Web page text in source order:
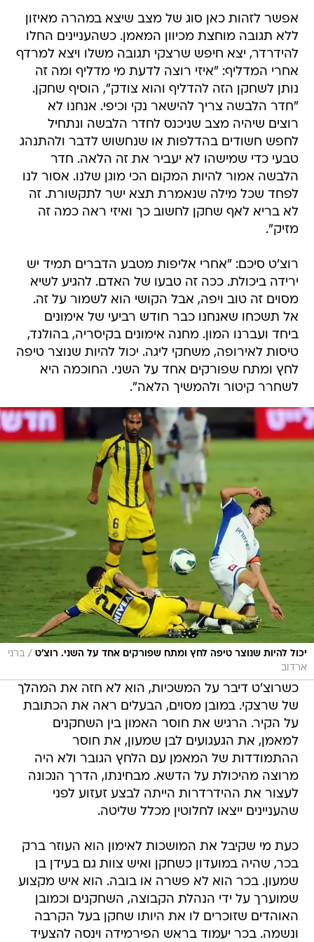
אפשר לזהות כאן סוג של מצב שיצא במהרה מאיזון
ללא תגובה מוחצת מכיוון המאמן. כשהעניינים החלו
להידרדר, יצא חיפש שרצקי תגובה משלו ויצא למרדף
אחרי המדליף: "איזי רוצה לדעת מי מדליף ומה זה
נותן לשחקן הזה להדליף והוא צודק", הוסיף שחקן.
"חדר הלבשה צריך להישאר נקי וכיפי. אנחנו לא
רוצים שיהיה מצב שניכנס לחדר הלבשה ונתחיל
לחפש חשודים בהדלפות או שנחשוש לדבר ולהתנהג
טבעי כדי שמישהו לא יעביר את זה הלאה. חדר
הלבשה אמור להיות המקום הכי מוגן שלנו. אסור לנו
לפחד שכל מילה שנאמרת תצא ישר לתקשורת. זה
לא בריא לאף שחקן לחשוב כך ואיזי ראה כמה זה
מזיק".
רוצ'ט סיכם: "אחרי אליפות מטבע הדברים תמיד יש
ירידה ביכולת. ככה זה טבעו של האדם. להגיע לשיא
מסוים זה טוב ויפה, אבל הקושי הוא לשמור על זה.
אל תשכחו שאנחנו כבר חודש רביעי של אימונים
ביחד ועברנו המון. מחנה אימונים בקיסריה, בהולנד,
טיסות לאירופה, משחקי ליגה. יכול להיות שנוצר טיפה
לחץ ומתח שפורקים אחד על השני. החוכמה היא
לשחרר קיטור ולהמשיך הלאה".
יכול להיות שנוצר טיפה לחץ ומתח שפורקים אחד על השני. רוצ'ט / ברני
ארדוב
כשרוצ'ט דיבר על המשכיות, הוא לא חזה את המהלך
של שרצקי. במובן מסוים, הבעלים ראה את הכתובת
על הקיר. הרגיש את חוסר האמון בין השחקנים
למאמן, את הגעגועים לבן שמעון, את חוסר
ההתמודדות של המאמן עם הלחץ הגובר ולא היה
מרוצה מהיכולת על הדשא. מבחינתו, הדרך הנכונה
לעצור את ההידרדרות הייתה לבצע זעזוע לפני
שהעניינים ייצאו לחלוטין מכלל שליטה.
כעת מי שקיבל את המושכות לאימון הוא העוזר ברק
בכר, שהיה במועדון כשחקן ואיש צוות גם בעידן בן
שמעון. בכר הוא לא פשרה או בובה. הוא איש מקצוע
שמוערך על ידי הנהלת הקבוצה, השחקנים וכמובן
האוהדים שזוכרים לו את היותו שחקן בעל הקרבה
ונשמה. בכר יעמוד בראש הפירמידה וינסה להצעיד